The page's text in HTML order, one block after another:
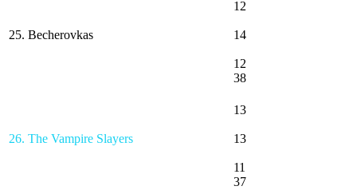
25. Becherovkas
12
14
12
38
26. The Vampire Slayers
13
13
11
37